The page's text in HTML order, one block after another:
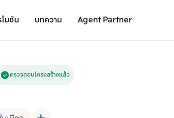
โมชัน บทความ Agent Partner
รายละเอียดยูนิต
ตรวจสอบโครงสร้างแล้ว